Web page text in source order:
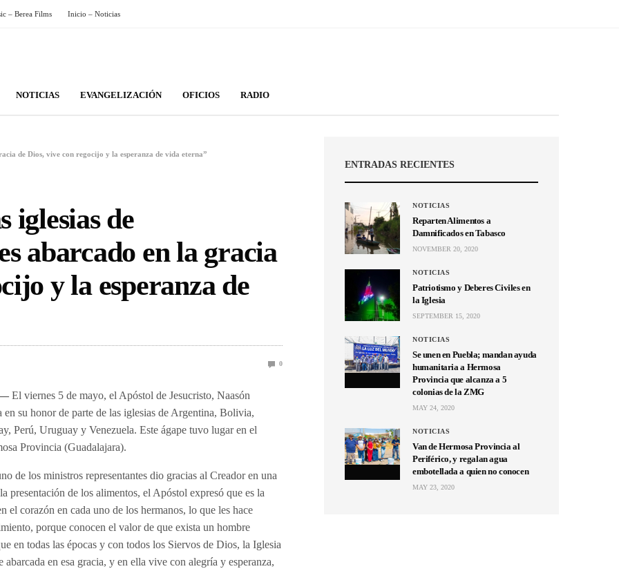
– Berea Films Inicio – Noticias
NOTICIAS EVANGELIZACIÓN OFICIOS RADIO
de Dios, vive con regocijo y la esperanza de vida eterna”
iglesias de
abarcado en la gracia
y la esperanza de
0
— El viernes 5 de mayo, el Apóstol de Jesucristo, Naasón
su honor de parte de las iglesias de Argentina, Bolivia,
Perú, Uruguay y Venezuela. Este ágape tuvo lugar en el
Provincia (Guadalajara).
de los ministros representantes dio gracias al Creador en una
presentación de los alimentos, el Apóstol expresó que es la
el corazón en cada uno de los hermanos, lo que les hace
porque conocen el valor de que exista un hombre
en todas las épocas y con todos los Siervos de Dios, la Iglesia
en esa gracia, y en ella vive con alegría y esperanza,
ENTRADAS RECIENTES
NOTICIAS
Reparten Alimentos a
Damnificados en Tabasco
NOVEMBER 20, 2020
NOTICIAS
Patriotismo y Deberes Civiles en
la Iglesia
SEPTEMBER 15, 2020
NOTICIAS
Se unen en Puebla; mandan ayuda
humanitaria a Hermosa
Provincia que alcanza a 5
colonias de la ZMG
MAY 24, 2020
NOTICIAS
Van de Hermosa Provincia al
Periférico, y regalan agua
embotellada a quien no conocen
MAY 23, 2020